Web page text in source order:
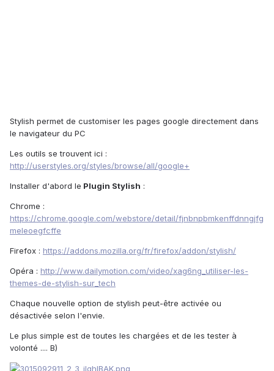
Stylish permet de customiser les pages google directement dans
le navigateur du PC
Les outils se trouvent ici :
http://userstyles.org/styles/browse/all/google+
Installer d'abord le Plugin Stylish :
Chrome :
https://chrome.google.com/webstore/detail/fjnbnpbmkenffdnngjfg
meleoegfcffe
Firefox : https://addons.mozilla.org/fr/firefox/addon/stylish/
Opéra : http://www.dailymotion.com/video/xag6ng_utiliser-les-
themes-de-stylish-sur_tech
Chaque nouvelle option de stylish peut-être activée ou
désactivée selon l'envie.
Le plus simple est de toutes les chargées et de les tester à
volonté .... B)